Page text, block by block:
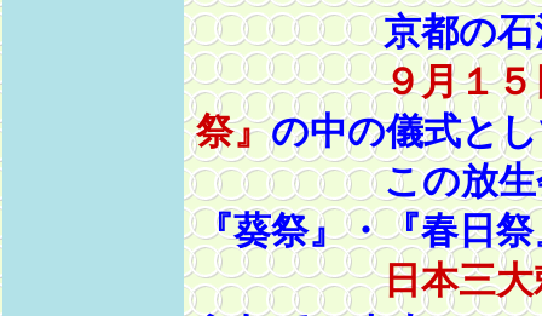
京都の石清水
９月１５
祭』の中の儀式と
この放生会が
『葵祭』・『春日
日本三